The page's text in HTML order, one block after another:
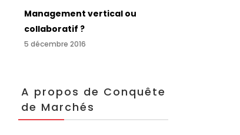
Management vertical ou
collaboratif ?
5 décembre 2016
A propos de Conquête
de Marchés